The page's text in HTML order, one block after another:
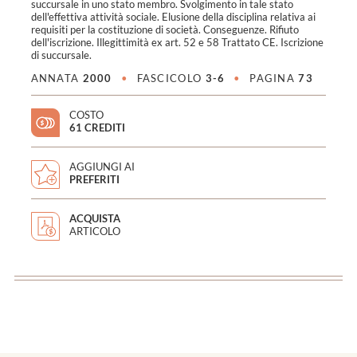
succursale in uno stato membro. Svolgimento in tale stato
dell'effettiva attività sociale. Elusione della disciplina relativa ai
requisiti per la costituzione di società. Conseguenze. Rifiuto
dell'iscrizione. Illegittimità ex art. 52 e 58 Trattato CE. Iscrizione
di succursale.
ANNATA 2000 • FASCICOLO 3-6 • PAGINA73
COSTO
61 CREDITI
AGGIUNGI AI
PREFERITI
ACQUISTA
ARTICOLO